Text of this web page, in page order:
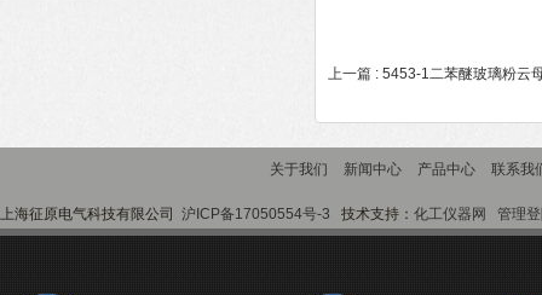
上一篇 : 5453-1二苯醚玻璃粉云
关于我们 新闻中心 产品中心 联系我
上海征原电气科技有限公司 沪ICP备17050554号-3 技术支持： 化工仪器网 管理